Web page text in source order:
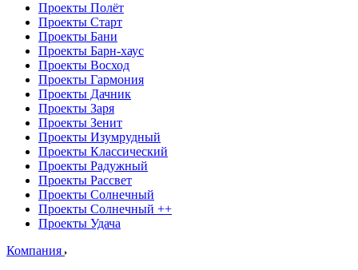
Проекты Полёт
Проекты Старт
Проекты Бани
Проекты Барн-хаус
Проекты Восход
Проекты Гармония
Проекты Дачник
Проекты Заря
Проекты Зенит
Проекты Изумрудный
Проекты Классический
Проекты Радужный
Проекты Рассвет
Проекты Солнечный
Проекты Солнечный ++
Проекты Удача
Компания